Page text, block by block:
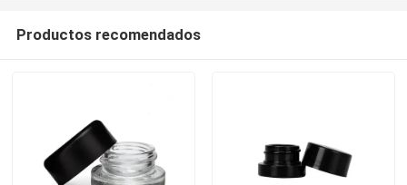
Productos recomendados